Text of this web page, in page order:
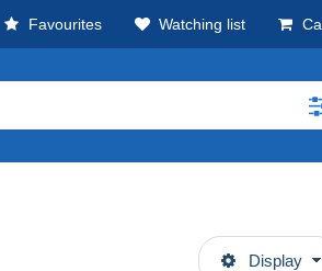
Favourites Watching list
Display